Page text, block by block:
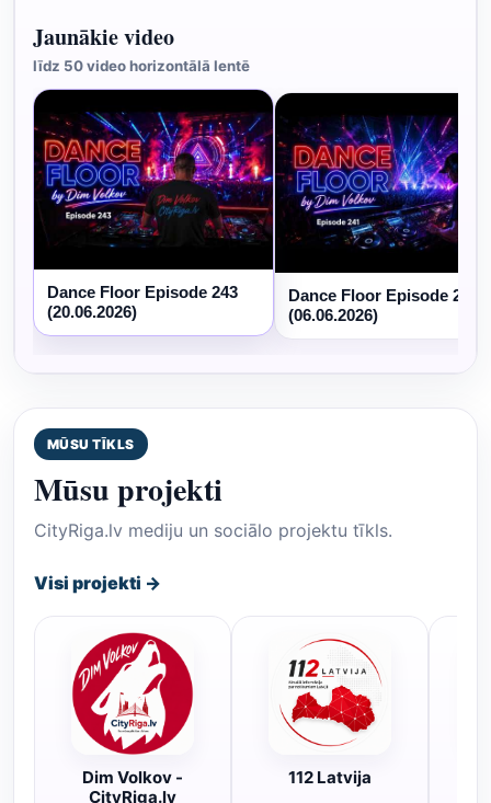
Jaunākie video
līdz 50 video horizontālā lentē
Dance Floor Episode 243
(20.06.2026)
Dance Floor Episode 241
(06.06.2026)
MŪSU TĪKLS
Mūsu projekti
CityRiga.lv mediju un sociālo projektu tīkls.
Visi projekti →
Dim Volkov -
CityRiga.lv
112 Latvija